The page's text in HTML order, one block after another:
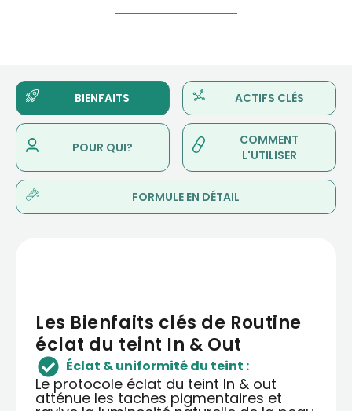
BIENFAITS ACTIFS CLÉS
POUR QUI?
COMMENT
L'UTILISER
FORMULE EN DÉTAIL
Les Bienfaits clés de Routine
éclat du teint In & Out
Éclat & uniformité du teint :
Le protocole éclat du teint In & out
atténue les taches pigmentaires et